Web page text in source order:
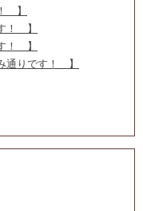
】
！ 】
！ 】
通りです！ 】